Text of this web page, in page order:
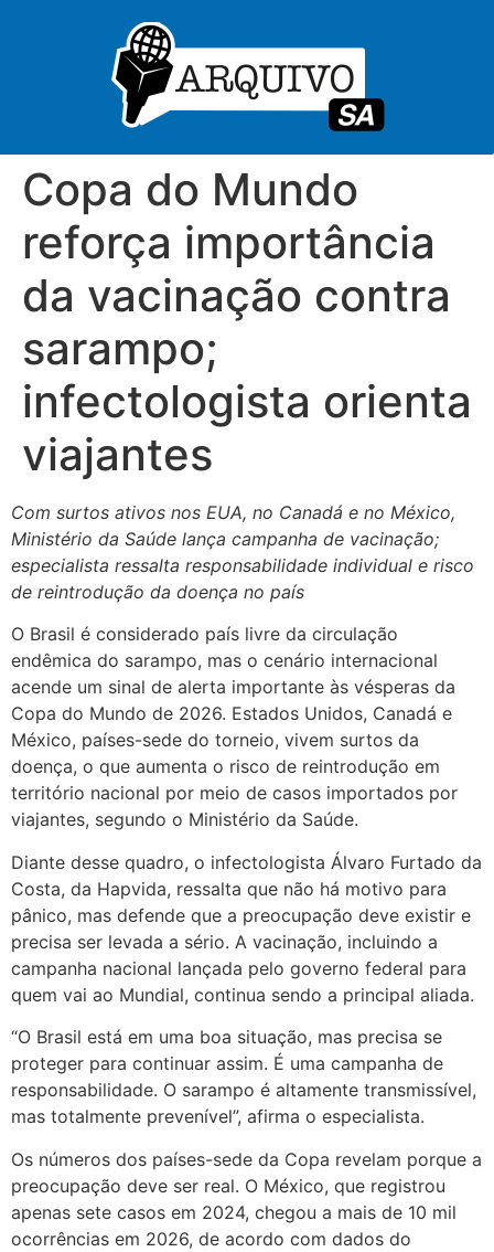
Copa do Mundo
reforça importância
da vacinação contra
sarampo;
infectologista orienta
viajantes
Com surtos ativos nos EUA, no Canadá e no México,
Ministério da Saúde lança campanha de vacinação;
especialista ressalta responsabilidade individual e risco
de reintrodução da doença no país
O Brasil é considerado país livre da circulação
endêmica do sarampo, mas o cenário internacional
acende um sinal de alerta importante às vésperas da
Copa do Mundo de 2026. Estados Unidos, Canadá e
México, países-sede do torneio, vivem surtos da
doença, o que aumenta o risco de reintrodução em
território nacional por meio de casos importados por
viajantes, segundo o Ministério da Saúde.
Diante desse quadro, o infectologista Álvaro Furtado da
Costa, da Hapvida, ressalta que não há motivo para
pânico, mas defende que a preocupação deve existir e
precisa ser levada a sério. A vacinação, incluindo a
campanha nacional lançada pelo governo federal para
quem vai ao Mundial, continua sendo a principal aliada.
“O Brasil está em uma boa situação, mas precisa se
proteger para continuar assim. É uma campanha de
responsabilidade. O sarampo é altamente transmissível,
mas totalmente prevenível”, afirma o especialista.
Os números dos países-sede da Copa revelam porque a
preocupação deve ser real. O México, que registrou
apenas sete casos em 2024, chegou a mais de 10 mil
ocorrências em 2026, de acordo com dados do